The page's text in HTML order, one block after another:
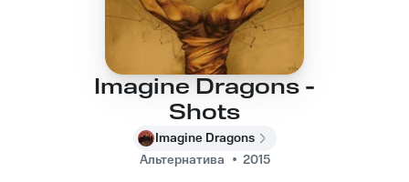
Imagine Dragons -
Shots
Imagine Dragons
Альтернатива
2015